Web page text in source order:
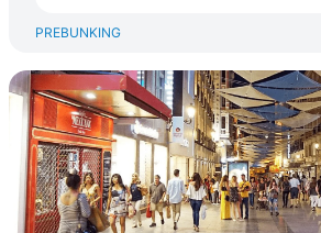
PREBUNKING